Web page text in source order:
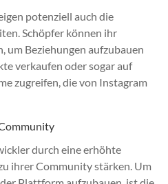
potenziell auch die
Schöpfer können ihr
um Beziehungen aufzubauen
verkaufen oder sogar auf
zugreifen, die von Instagram
durch eine erhöhte
ihrer Community stärken. Um